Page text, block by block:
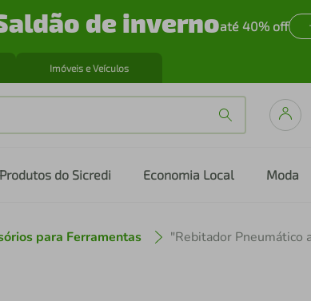
de invernoaté 40% off
Imóveis e Veículos
Produtos do Sicredi Economia Local Moda
para Ferramentas